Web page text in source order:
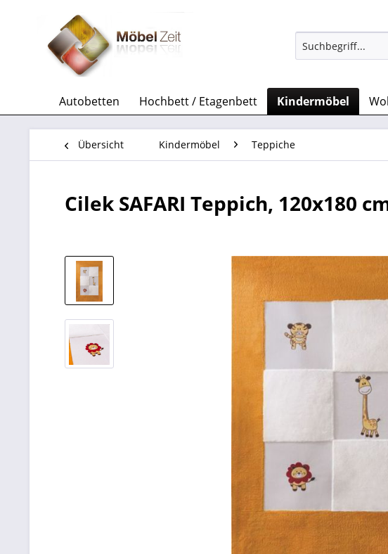
Autobetten Hochbett / Etagenbett Kindermöbel
Übersicht Kindermöbel Teppiche
Cilek SAFARI Teppich, 120x180